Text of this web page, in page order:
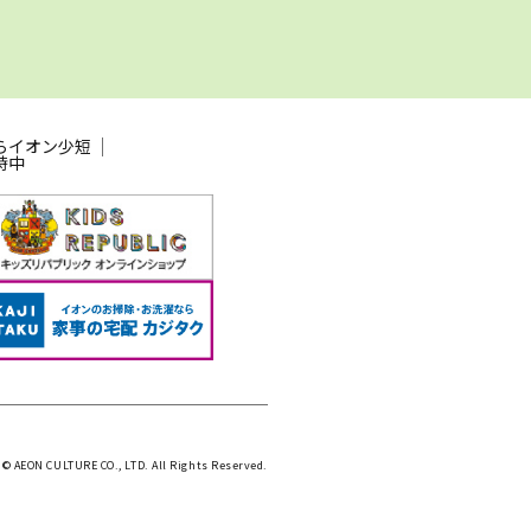
イオン少短
中
AEON CULTURE CO., LTD. All Rights Reserved.